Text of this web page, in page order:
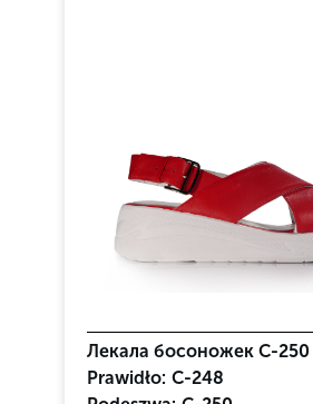
Лекала босоножек С-250
Prawidło: C-248